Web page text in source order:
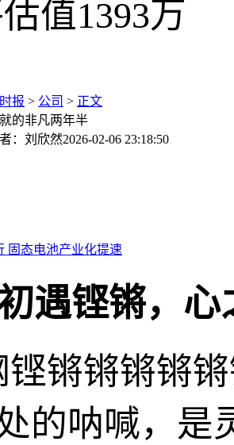
报 > 公司 > 正文
的非凡两年半
：刘欣然2026-02-06 23:18:50
遇铿锵，心
铿锵锵锵锵
的呐喊，是